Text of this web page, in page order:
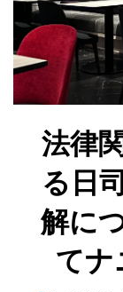
法律
る日
解に
て